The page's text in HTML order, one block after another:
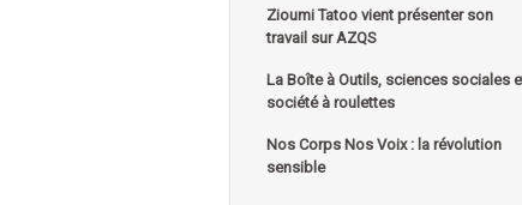
Zioumi Tatoo vient présenter son
travail sur AZQS
La Boîte à Outils, sciences sociales
société à roulettes
Nos Corps Nos Voix : la révolution
sensible